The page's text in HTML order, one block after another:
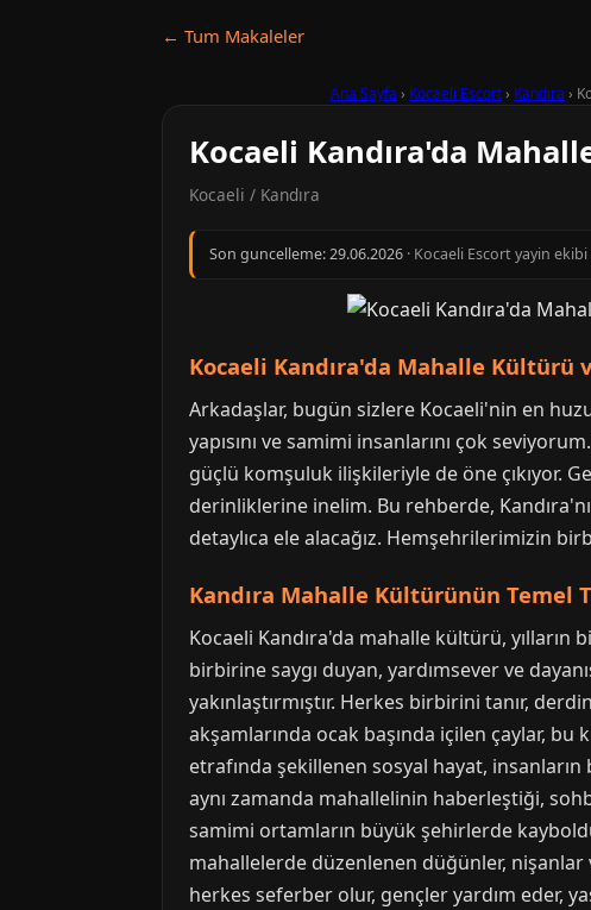
← Tum Makaleler
Ana Sayfa › Kocaeli Escort› Kandıra ›
Kocaeli Kandıra'da
Kocaeli / Kandıra
Son guncelleme:29.06.2026 · Kocaeli Escort yayin
Kocaeli Kandıra'da Mahalle Kültürü
Arkadaşlar, bugün sizlere Kocaeli'nin en
yapısını ve samimi insanlarını çok
güçlü komşuluk ilişkileriyle de öne çıkıyor.
derinliklerine inelim. Bu rehberde,
detaylıca ele alacağız. Hemşehrilerimizin
Kandıra Mahalle Kültürünün Temel
Kocaeli Kandıra'da mahalle kültürü,
birbirine saygı duyan, yardımsever ve
yakınlaştırmıştır. Herkes birbirini tanır,
akşamlarında ocak başında içilen çaylar,
etrafında şekillenen sosyal hayat,
aynı zamanda mahallelinin haberleştiği,
samimi ortamların büyük şehirlerde
mahallelerde düzenlenen düğünler,
herkes seferber olur, gençler yardım eder,